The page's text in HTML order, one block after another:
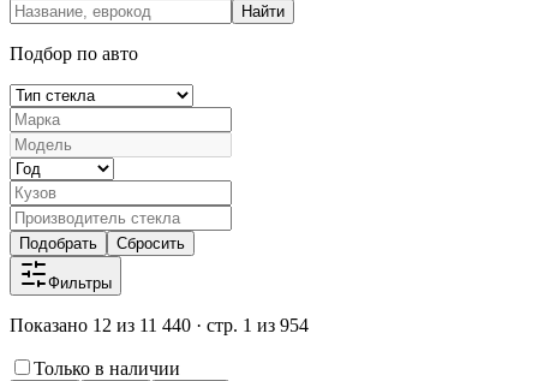
Найти
Подбор по авто
Подобрать Сбросить
Фильтры
Показано 12 из 11 440 · стр. 1 из 954
Только в наличии